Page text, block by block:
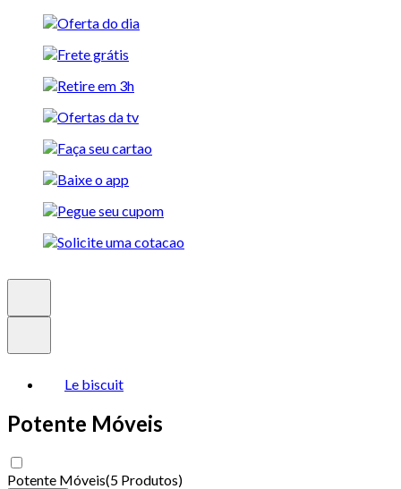
Le biscuit
Potente Móveis
Potente Móveis(5 Produtos)